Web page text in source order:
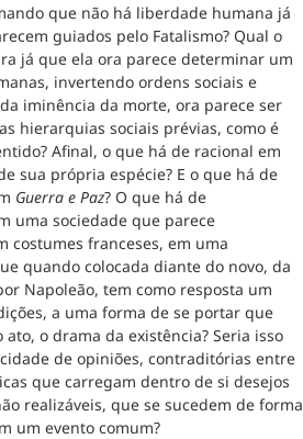
que não há liberdade humana já
guiados pelo Fatalismo? Qual o
já que ela ora parece determinar um
invertendo ordens sociais e
iminência da morte, ora parece ser
hierarquias sociais prévias, como é
Afinal, o que há de racional em
sua própria espécie? E o que há de
Guerra e Paz? O que há de
uma sociedade que parece
costumes franceses, em uma
quando colocada diante do novo, da
Napoleão, tem como resposta um
a uma forma de se portar que
o drama da existência? Seria isso
de opiniões, contraditórias entre
que carregam dentro de si desejos
realizáveis, que se sucedem de forma
um evento comum?